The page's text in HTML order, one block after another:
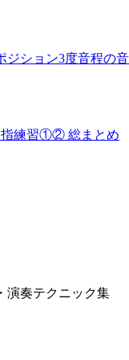
ジション3度音程の
指練習①② 総まとめ
演奏テクニック集